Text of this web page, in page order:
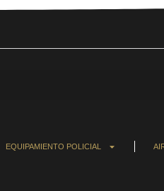
EQUIPAMIENTO POLICIAL